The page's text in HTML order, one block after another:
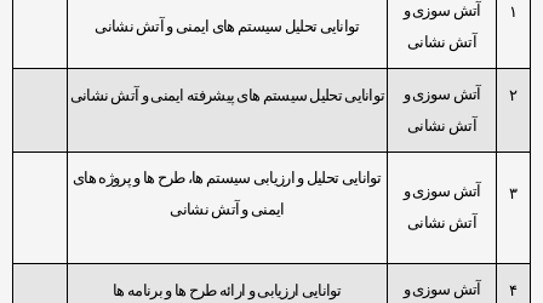
۱
‫آتش سوزی و
آتش نشانی
توانایی تحلیل سیستم های ایمنی و آتش نشانی
۲
‫آتش سوزی و
آتش نشانی
توانایی تحلیل سیستم های پیشرفته ایمنی و آتش نشانی
۳
‫آتش سوزی و
آتش نشانی
توانایی تحلیل و ارزیابی سیستم ها، طرح ها و پروژه های
ایمنی و آتش نشانی
۴
‫آتش سوزی و
توانایی ارزیابی و ارائه طرح ها و برنامه ها